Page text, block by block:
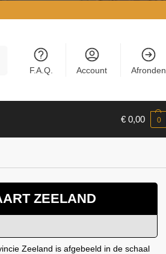
F.A.Q. Account Afronden
€ 0,00 0
ZEELAND
Zeeland is afgebeeld in de schaal